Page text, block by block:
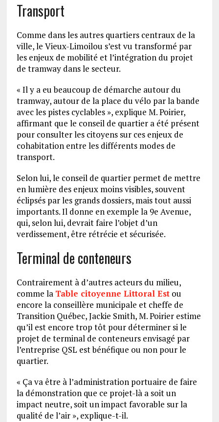
Transport
Comme dans les autres quartiers centraux de la
ville, le Vieux-Limoilou s’est vu transformé par
les enjeux de mobilité et l’intégration du projet
de tramway dans le secteur.
« Il y a eu beaucoup de démarche autour du
tramway, autour de la place du vélo par la bande
avec les pistes cyclables », explique M. Poirier,
affirmant que le conseil de quartier a été présent
pour consulter les citoyens sur ces enjeux de
cohabitation entre les différents modes de
transport.
Selon lui, le conseil de quartier permet de mettre
en lumière des enjeux moins visibles, souvent
éclipsés par les grands dossiers, mais tout aussi
importants. Il donne en exemple la 9e Avenue,
qui, selon lui, devrait faire l’objet d’un
verdissement, être rétrécie et sécurisée.
Terminal de conteneurs
Contrairement à d’autres acteurs du milieu,
comme la Table citoyenne Littoral Estou
encore la conseillère municipale et cheffe de
Transition Québec, Jackie Smith, M. Poirier estime
qu’il est encore trop tôt pour déterminer si le
projet de terminal de conteneurs envisagé par
l’entreprise QSL est bénéfique ou non pour le
quartier.
« Ça va être à l’administration portuaire de faire
la démonstration que ce projet-là a soit un
impact neutre, soit un impact favorable sur la
qualité de l’air », explique-t-il.